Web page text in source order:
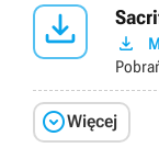
 
Więcej